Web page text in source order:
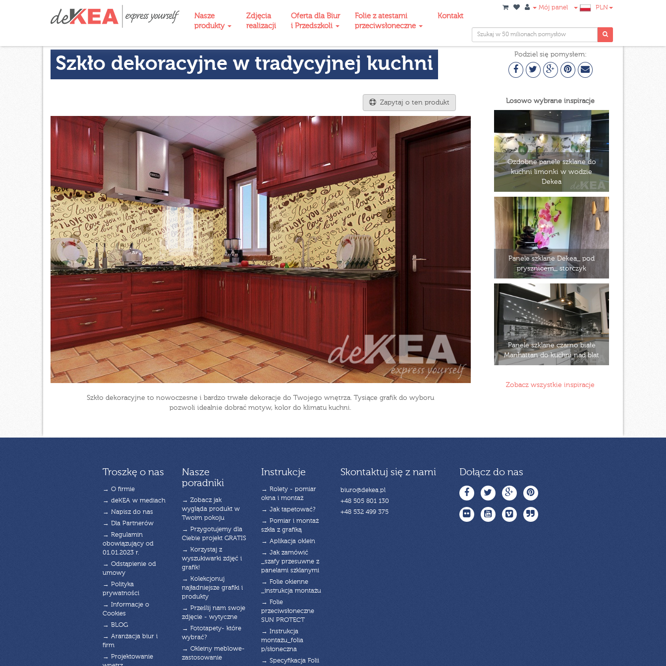
Nasze
produkty
Zdjęcia
realizacji
Oferta dla Biur
i Przedszkoli
Folie z atestami
przeciwsłoneczne
Kontakt
Mój panel PLN
Szkło dekoracyjne w tradycyjnej kuchni
Zapytaj o ten produkt
Szkło dekoracyjne to nowoczesne i bardzo trwałe dekoracje do Twojego wnętrza. Tysiące grafik do wyboru
pozwoli idealnie dobrać motyw, kolor do klimatu kuchni.
Podziel się pomysłem:
Losowo wybrane inspiracje
Ozdobne panele szklane do
kuchni limonki w wodzie
Dekea
Panele szklane Dekea_ pod
prysznicem_ storczyk
Panele szklane czarno białe
Manhattan do kuchni nad blat
Zobacz wszystkie inspiracje
Troszkę o nas
→ O firmie
→ deKEA w mediach
→ Napisz do nas
→ Dla Partnerów
→ Regulamin
obowiązujący od
01.01.2023 r.
→ Odstąpienie od
umowy
→ Polityka
prywatności
→ Informacje o
Cookies
→ BLOG
→ Aranżacja biur i
firm
→ Projektowanie
Nasze
poradniki
→ Zobacz jak
wygląda produkt w
Twoim pokoju
→ Przygotujemy dla
Ciebie projekt GRATIS
→ Korzystaj z
wyszukiwarki zdjęć i
grafik!
→ Kolekcjonuj
najładniejsze grafiki i
produkty
→ Prześlij nam swoje
zdjęcie - wytyczne
→ Fototapety- które
wybrać?
→ Okleiny meblowe-
zastosowanie
Instrukcje
→ Rolety - pomiar
okna i montaż
→ Jak tapetować?
→ Pomiar i montaż
szkła z grafiką
→ Aplikacja oklein
→ Jak zamówić
_szafy przesuwne z
panelami szklanymi
→ Folie okienne
_instrukcja montażu
→ Folie
przeciwsłoneczne
SUN PROTECT
→ Instrukcja
montażu_folia
p/słoneczna
→ Specyfikacja Folii
Skontaktuj się z nami
biuro@dekea.pl
+48 505 801 130
+48 532 499 375
Dołącz do nas